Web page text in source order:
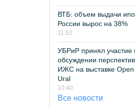
ВТБ: объем выдачи
России вырос на 38%
11:52
УБРиР принял участие
обсуждении
ИЖС на выставке Open
Ural
10:40
Все новости